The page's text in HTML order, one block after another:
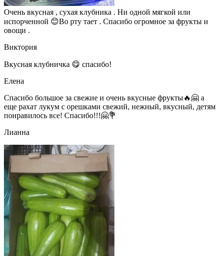
Очень вкусная , сухая клубника . Ни одной мягкой или
испорченной 😊Во рту тает . Спасибо огромное за фрукты и
овощи .
Виктория
Вкусная клубничка 😋 спасибо!
Елена
Спасибо большое за свежие и очень вкусные фрукты🔥🤗 а
еще рахат лукум с орешками свежий, нежный, вкусный, детям
понравилось все! Спасибо!!!🤗💐
Лианна